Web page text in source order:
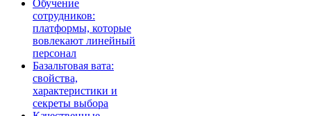
Обучение
сотрудников:
платформы, которые
вовлекают линейный
персонал
Базальтовая вата:
свойства,
характеристики и
секреты выбора